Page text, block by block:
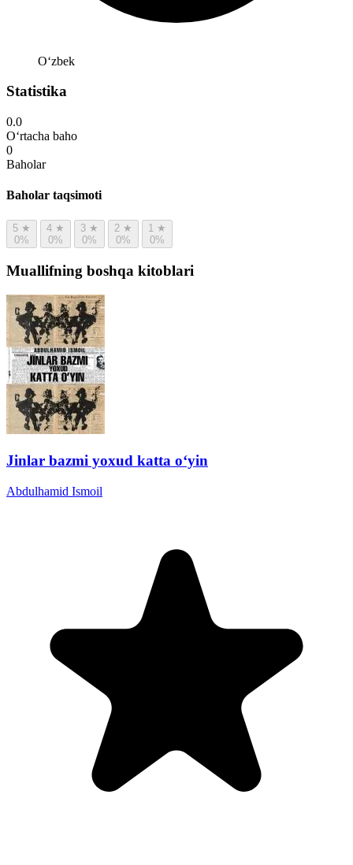
Oʻzbek
Statistika
0.0
O‘rtacha baho
0
Baholar
Baholar taqsimoti
5 ★
0%
4 ★
0%
3 ★
0%
2 ★
0%
1 ★
0%
Muallifning boshqa kitoblari
Jinlar bazmi yoxud katta oʻyin
Abdulhamid Ismoil